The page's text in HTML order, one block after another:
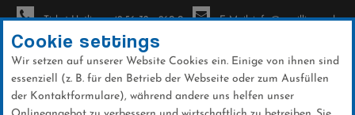
Direkt
Ticket-Hotline: +49 56 32 - 960-0 E-Mail: info@sc-willingen.de
Cookie settings
Wir setzen auf unserer Website Cookies ein. Einige von ihnen sind
essenziell (z. B. für den Betrieb der Webseite oder zum Ausfüllen
der Kontaktformulare), während andere uns helfen unser